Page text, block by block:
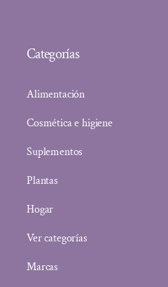
Categorías
Alimentación
Cosmética e higiene
Suplementos
Plantas
Hogar
Ver categorías
Marcas